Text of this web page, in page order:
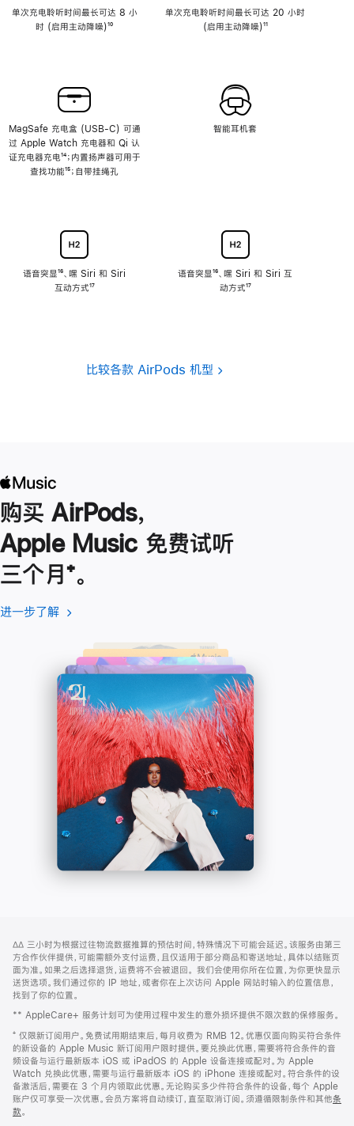
单次充电聆听时间最长可达 8 小
时 (启用主动降噪)脚
¹⁰
MagSafe 充电盒 (USB-C) 可通
过 Apple Watch 充电器和 Qi 认
证充电器充电脚
注
¹⁴；内置扬声器可用于
查找功能脚
¹⁵；自带挂绳孔
语音突显脚
注
¹⁶、嘿 Siri 和 Siri
互动方式脚
¹⁷
单次充电聆听时间最长可达 20 小时
(启用主动降噪)脚
¹¹
智能耳机套
语音突显脚
注
¹⁶、嘿 Siri 和 Siri 互
动方式脚
¹⁷
比较各款 AirPods 机型
购买 AirPods，
Apple Music 免费试听
三个月脚
注
⁺。
进一步了解 进
了
解
-
Apple
Music
(在
口
中
打
开)
页
页
脚
注
∆∆ 三小时为根据过往物流数据推算的预估时间，特殊情况下可能会延迟。该服务由第三
方合作伙伴提供，可能需额外支付运费，且仅适用于部分商品和寄送地址，具体以结账页
面为准。如果之后选择退货，运费将不会被退回。 我们会使用你所在位置，为你更快显示
送货选项。我们通过你的 IP 地址，或者你在上次访问 Apple 网站时输入的位置信息，
找到了你的位置。
** AppleCare+ 服务计划可为使用过程中发生的意外损坏提供不限次数的保修服务。
⁺ 仅限新订阅用户。免费试用期结束后，每月收费为 RMB 12。优惠仅面向购买符合条件
的新设备的 Apple Music 新订阅用户限时提供。要兑换此优惠，需要将符合条件的音
频设备与运行最新版本 iOS 或 iPadOS 的 Apple 设备连接或配对。为 Apple
Watch 兑换此优惠，需要与运行最新版本 iOS 的 iPhone 连接或配对。符合条件的设
备激活后，需要在 3 个月内领取此优惠。无论购买多少件符合条件的设备，每个 Apple
账户仅可享受一次优惠。会员方案将自动续订，直至取消订阅。须遵循限制条件和其他条
款。